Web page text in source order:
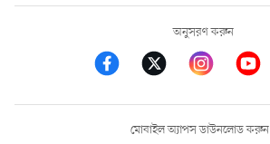
অনুসরণ করুন
মোবাইল অ্যাপস ডাউনলোড করুন